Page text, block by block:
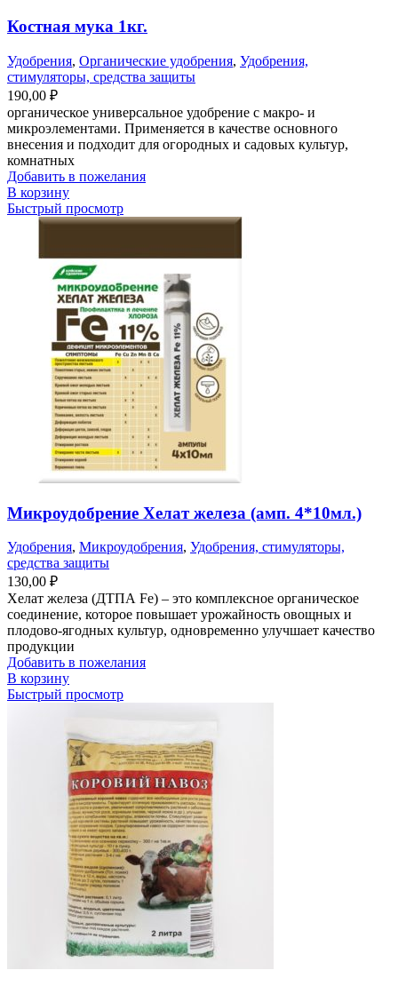
Костная мука 1кг.
Удобрения, Органические удобрения, Удобрения,
стимуляторы, средства защиты
190,00 ₽
органическое универсальное удобрение с макро- и
микроэлементами. Применяется в качестве основного
внесения и подходит для огородных и садовых культур,
комнатных
Добавить в пожелания
В корзину
Быстрый просмотр
Микроудобрение Хелат железа (амп. 4*10мл.)
Удобрения, Микроудобрения, Удобрения, стимуляторы,
средства защиты
130,00 ₽
Хелат железа (ДТПА Fe) – это комплексное органическое
соединение, которое повышает урожайность овощных и
плодово-ягодных культур, одновременно улучшает качество
продукции
Добавить в пожелания
В корзину
Быстрый просмотр